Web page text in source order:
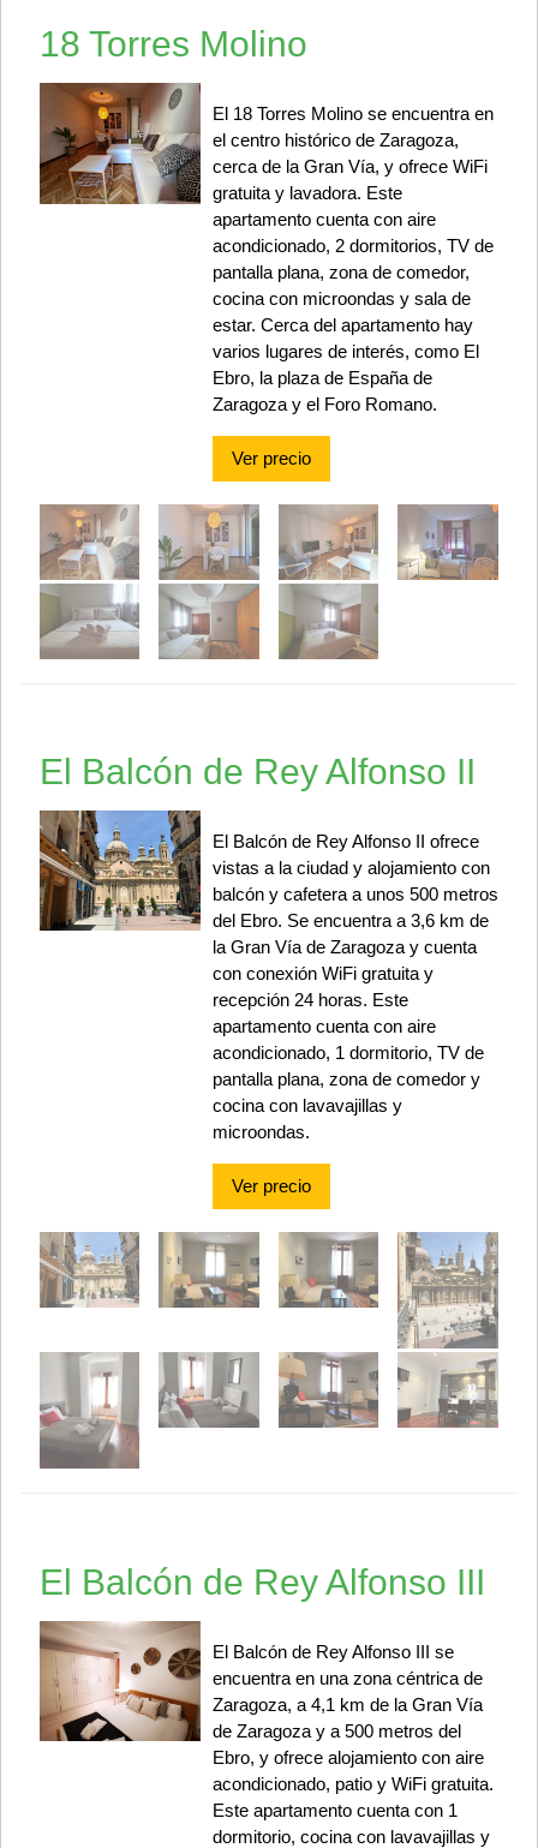
18 Torres Molino
El 18 Torres Molino se encuentra en
el centro histórico de Zaragoza,
cerca de la Gran Vía, y ofrece WiFi
gratuita y lavadora. Este
apartamento cuenta con aire
acondicionado, 2 dormitorios, TV de
pantalla plana, zona de comedor,
cocina con microondas y sala de
estar. Cerca del apartamento hay
varios lugares de interés, como El
Ebro, la plaza de España de
Zaragoza y el Foro Romano.
Ver precio
El Balcón de Rey Alfonso II
El Balcón de Rey Alfonso II ofrece
vistas a la ciudad y alojamiento con
balcón y cafetera a unos 500 metros
del Ebro. Se encuentra a 3,6 km de
la Gran Vía de Zaragoza y cuenta
con conexión WiFi gratuita y
recepción 24 horas. Este
apartamento cuenta con aire
acondicionado, 1 dormitorio, TV de
pantalla plana, zona de comedor y
cocina con lavavajillas y
microondas.
Ver precio
El Balcón de Rey Alfonso III
El Balcón de Rey Alfonso III se
encuentra en una zona céntrica de
Zaragoza, a 4,1 km de la Gran Vía
de Zaragoza y a 500 metros del
Ebro, y ofrece alojamiento con aire
acondicionado, patio y WiFi gratuita.
Este apartamento cuenta con 1
dormitorio, cocina con lavavajillas y